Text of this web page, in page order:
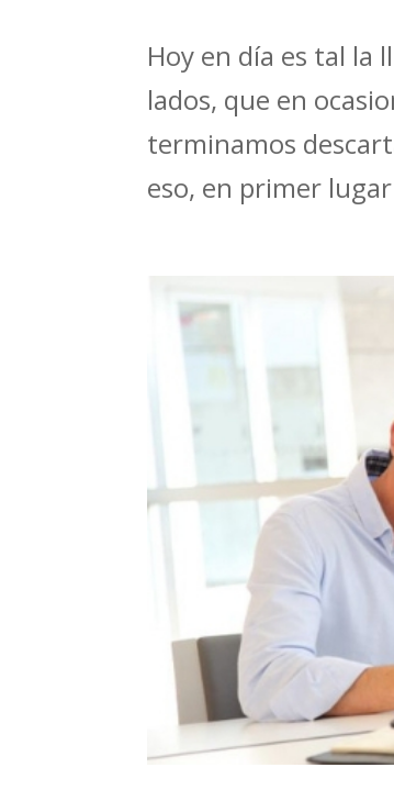
Hoy en día es tal la
lados, que en
terminamos
eso, en primer